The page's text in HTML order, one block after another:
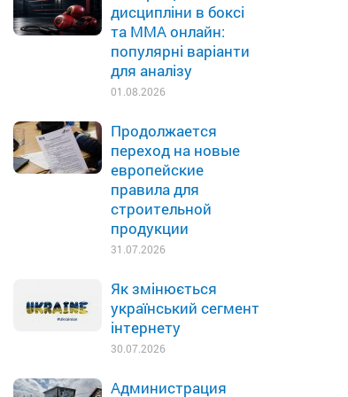
дисципліни в боксі
та MMA онлайн:
популярні варіанти
для аналізу
01.08.2026
Продолжается
переход на новые
европейские
правила для
строительной
продукции
31.07.2026
Як змінюється
український сегмент
інтернету
30.07.2026
Администрация